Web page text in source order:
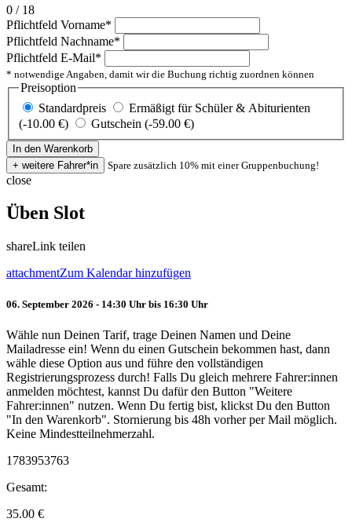
0 / 18
Pflichtfeld Vorname*
Pflichtfeld Nachname*
Pflichtfeld E-Mail*
* notwendige Angaben, damit wir die Buchung richtig zuordnen können
Preisoption
Standardpreis
Ermäßigt für Schüler & Abiturienten
(-10.00 €)
Gutschein (-59.00 €)
Spare zusätzlich 10% mit einer Gruppenbuchung!
close
Üben Slot
shareLink teilen
attachmentZum Kalendar hinzufügen
06. September 2026 - 14:30 Uhr bis 16:30 Uhr
Wähle nun Deinen Tarif, trage Deinen Namen und Deine
Mailadresse ein! Wenn du einen Gutschein bekommen hast, dann
wähle diese Option aus und führe den vollständigen
Registrierungsprozess durch! Falls Du gleich mehrere Fahrer:innen
anmelden möchtest, kannst Du dafür den Button "Weitere
Fahrer:innen" nutzen. Wenn Du fertig bist, klickst Du den Button
"In den Warenkorb". Stornierung bis 48h vorher per Mail möglich.
Keine Mindestteilnehmerzahl.
1783953763
Gesamt:
35.00 €